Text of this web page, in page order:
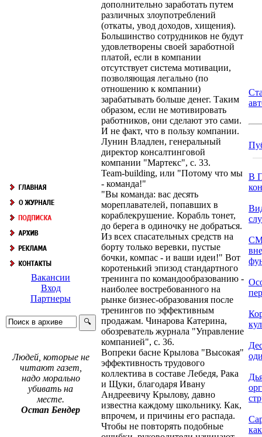
Вакансии
Вход
Партнеры
Людей, которые не
читают газет,
надо морально
убивать на
месте.
Остап Бендер
дополнительно заработать путем
различных злоупотреблений
(откаты, увод доходов, хищения).
Большинство сотрудников не будут
удовлетворены своей заработной
платой, если в компании
отсутствует система мотивации,
позволяющая легально (по
отношению к компании)
зарабатывать больше денег. Таким
образом, если не мотивировать
работников, они сделают это сами.
И не факт, что в пользу компании.
Лунин Владлен, генеральный
директор консалтинговой
компании "Мартекс", с. 33.
Team-building, или "Потому что мы
- команда!"
"Вы команда: вас десять
мореплавателей, попавших в
кораблекрушение. Корабль тонет,
до берега в одиночку не добраться.
Из всех спасательных средств на
борту только веревки, пустые
бочки, компас - и ваши идеи!" Вот
коротенький эпизод стандартного
тренинга по командообразованию -
наиболее востребованного на
рынке бизнес-образования после
тренингов по эффективным
продажам. Чинарова Катерина,
обозреватель журнала "Управление
компанией", с. 36.
Вопреки басне Крылова "Высокая"
эффективность трудового
коллектива в составе Лебедя, Рака
и Щуки, благодаря Ивану
Андреевичу Крылову, давно
известна каждому школьнику. Как,
впрочем, и причины его распада.
Чтобы не повторять подобные
В